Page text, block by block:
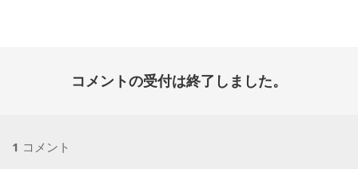
コメントの受付は終了しました。
1 コメント